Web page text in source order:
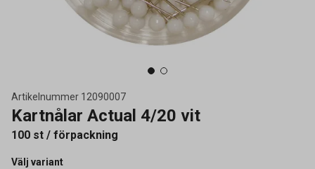
Artikelnummer 12090007
Kartnålar Actual 4/20 vit
100 st / förpackning
Välj variant